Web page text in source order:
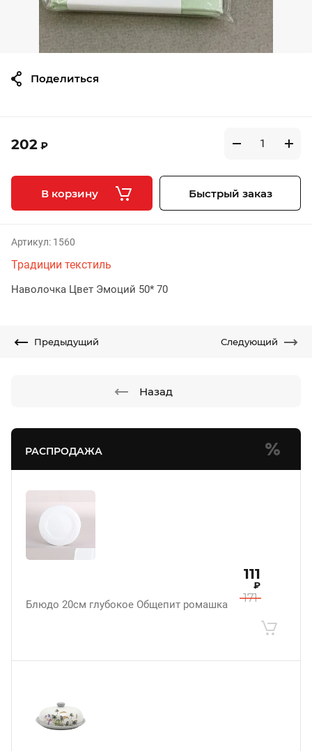
РАСПРОДАЖА
Блюдо 20см глубокое Общепит ромашка 171
111
₽
202 ₽
В корзину Быстрый заказ
Артикул: 1560
Традиции текстиль
Наволочка Цвет Эмоций 50* 70
Поделиться
Предыдущий Следующий
Назад